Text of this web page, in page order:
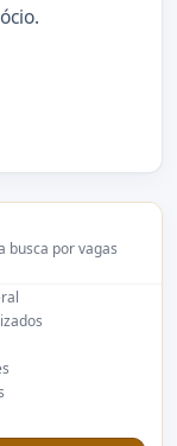
busca por vagas